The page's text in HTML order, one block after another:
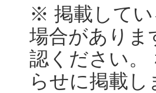
※ 掲載してい
場合がありま
認ください。
らせに掲載し